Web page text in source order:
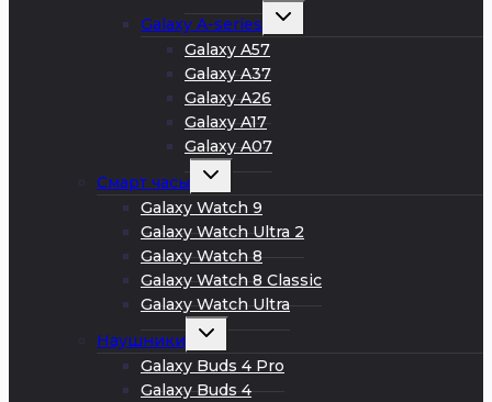
Galaxy A-series
Развернуть
меню
Galaxy A57
Galaxy A37
Galaxy A26
Galaxy A17
Galaxy A07
Смарт часы
Развернуть
меню
Galaxy Watch 9
Galaxy Watch Ultra 2
Galaxy Watch 8
Galaxy Watch 8 Classic
Galaxy Watch Ultra
Наушники
Развернуть
меню
Galaxy Buds 4 Pro
Galaxy Buds 4